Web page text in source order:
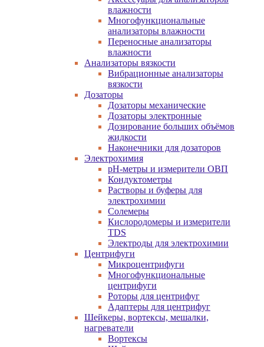
влажности
Многофункциональные
анализаторы влажности
Переносные анализаторы
влажности
Анализаторы вязкости
Вибрационные анализаторы
вязкости
Дозаторы
Дозаторы механические
Дозаторы электронные
Дозирование больших объёмов
жидкости
Наконечники для дозаторов
Электрохимия
pH-метры и измерители ОВП
Кондуктометры
Растворы и буферы для
электрохимии
Солемеры
Кислородомеры и измерители
TDS
Электроды для электрохимии
Центрифуги
Микроцентрифуги
Многофункциональные
центрифуги
Роторы для центрифуг
Адаптеры для центрифуг
Шейкеры, вортексы, мешалки,
нагреватели
Вортексы